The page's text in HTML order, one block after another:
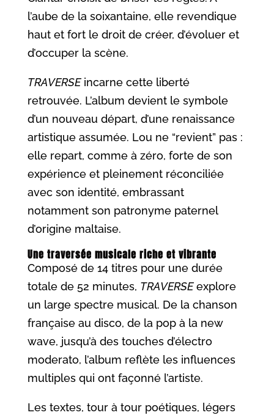
l’aube de la soixantaine, elle revendique
haut et fort le droit de créer, d’évoluer et
d’occuper la scène.
TRAVERSEincarne cette liberté
retrouvée. L’album devient le symbole
d’un nouveau départ, d’une renaissance
artistique assumée. Lou ne “revient” pas :
elle repart, comme à zéro, forte de son
expérience et pleinement réconciliée
avec son identité, embrassant
notamment son patronyme paternel
d’origine maltaise.
Une traversée musicale riche et vibrante
Composé de 14 titres pour une durée
totale de 52 minutes, TRAVERSEexplore
un large spectre musical. De la chanson
française au disco, de la pop à la new
wave, jusqu’à des touches d’électro
moderato, l’album reflète les influences
multiples qui ont façonné l’artiste.
Les textes, tour à tour poétiques, légers